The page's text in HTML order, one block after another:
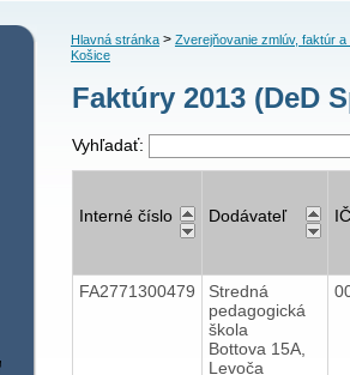
Hlavná stránka> Zverejňovanie zmlúv, faktúr a
Košice
Faktúry 2013 (DeD
Vyhľadať:
Interné číslo Dodávateľ
FA2771300479
Stredná
pedagogická
škola
Bottova 15A,
Levoča